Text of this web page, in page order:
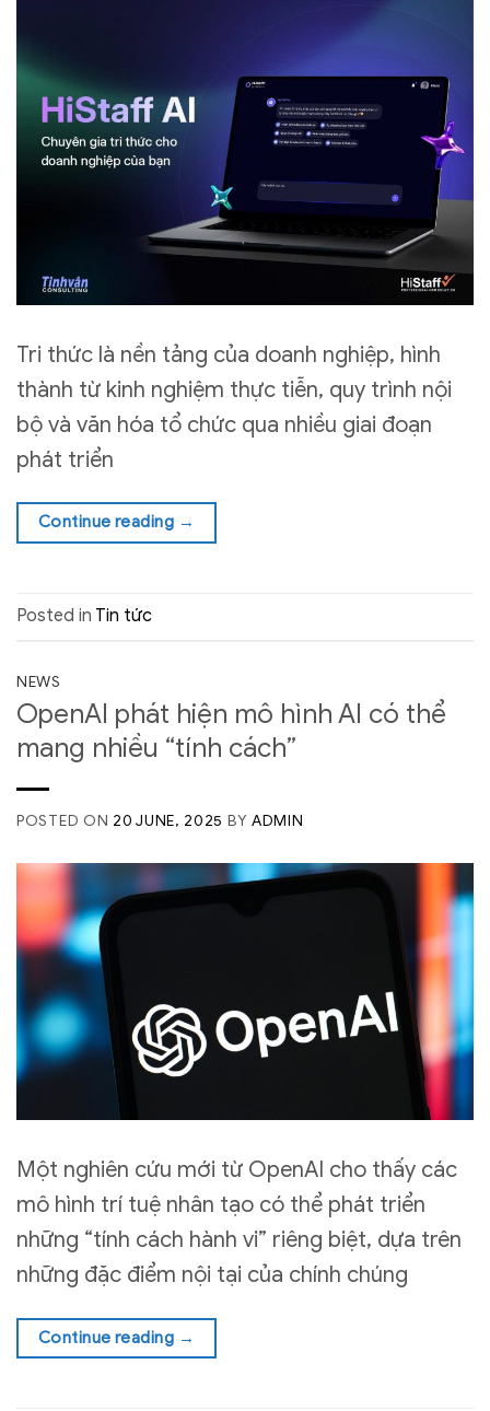
Tri thức là nền tảng của doanh nghiệp, hình
thành từ kinh nghiệm thực tiễn, quy trình nội
bộ và văn hóa tổ chức qua nhiều giai đoạn
phát triển
Continue reading →
Posted in Tin tức
NEWS
OpenAI phát hiện mô hình AI có thể
mang nhiều “tính cách”
POSTED ON 20 JUNE, 2025 BY ADMIN
Một nghiên cứu mới từ OpenAI cho thấy các
mô hình trí tuệ nhân tạo có thể phát triển
những “tính cách hành vi” riêng biệt, dựa trên
những đặc điểm nội tại của chính chúng
Continue reading →